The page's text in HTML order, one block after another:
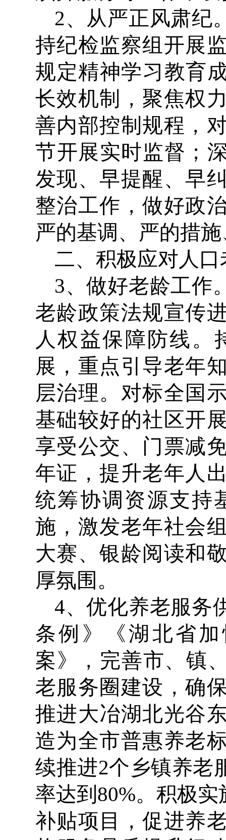
2、从严正风肃纪
持纪检监察组开展
规定精神学习教育
长效机制，聚焦权
善内部控制规程，
节开展实时监督；
发现、早提醒、早
整治工作，做好政
严的基调、严的措
二、积极应对人口
3、做好老龄工作
老龄政策法规宣传
人权益保障防线。
展，重点引导老年
层治理。对标全国
基础较好的社区开
享受公交、门票减
年证，提升老年人
统筹协调资源支持
施，激发老年社会
大赛、银龄阅读和
厚氛围。
4、优化养老服务
条例》《湖北省
案》，完善市、镇
老服务圈建设，确
推进大冶湖北光谷
造为全市普惠养老
续推进2个乡镇养老
率达到80%。积极
补贴项目，促进养